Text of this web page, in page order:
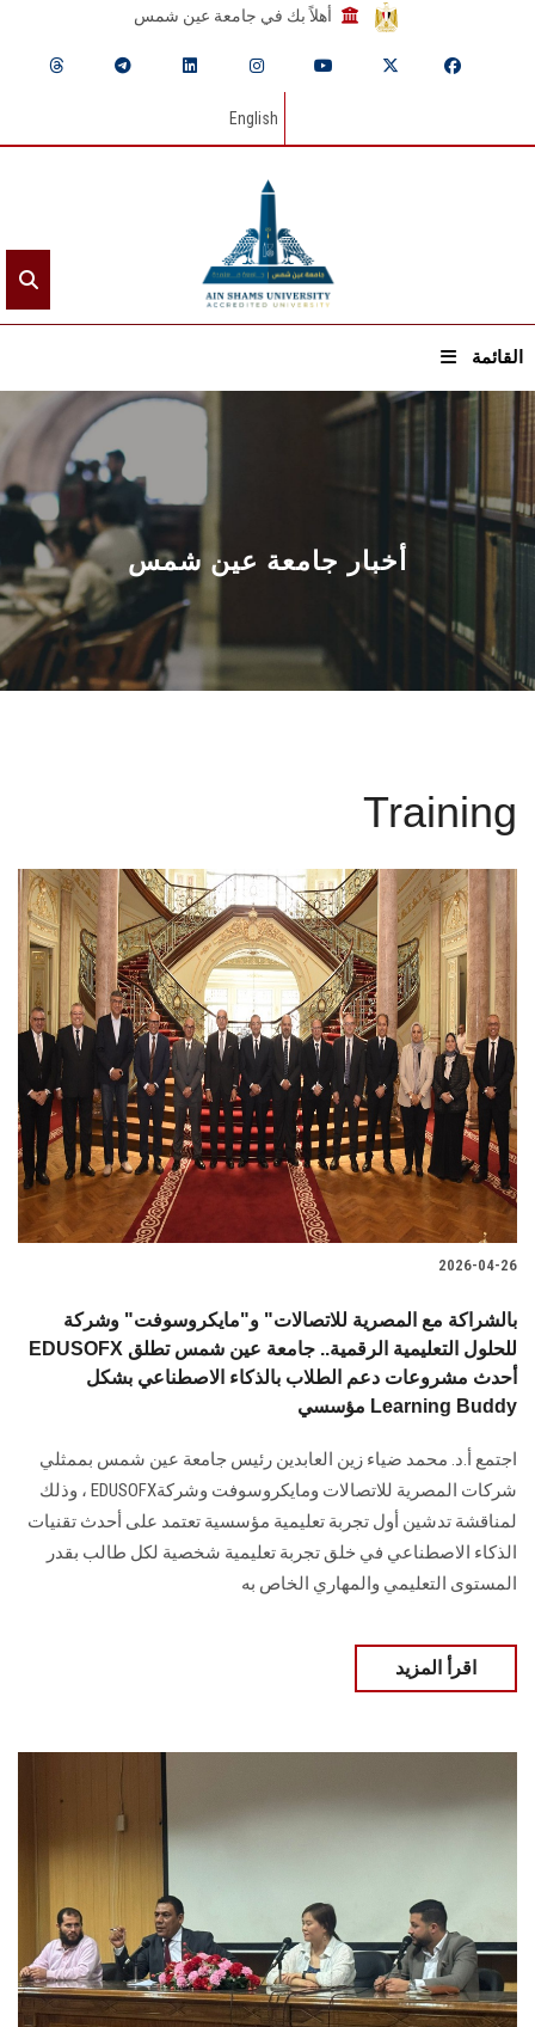
أهلاً بك في جامعة عين شمس
English
القائمة
الرئيسيـة
عن الجامعة
القطاعـات
الشئون الأكاديمية
البحث العلمي
الأنظمة الذكية
الإعلام
تواصل معنا
الطلاب
هيئة التدريس
الدراسات العليا
الموظفون
سجل الان
أخبار جامعة عين شمس
Training
2026-04-26
بالشراكة مع المصرية للاتصالات" و"مايكروسوفت" وشركة
EDUSOFX للحلول التعليمية الرقمية.. جامعة عين شمس تطلق
أحدث مشروعات دعم الطلاب بالذكاء الاصطناعي بشكل
مؤسسي Learning Buddy
اجتمع أ.د. محمد ضياء زين العابدين رئيس جامعة عين شمس بممثلي
شركات المصرية للاتصالات ومايكروسوفت وشركةEDUSOFX ، وذلك
لمناقشة تدشين أول تجربة تعليمية مؤسسية تعتمد على أحدث تقنيات
الذكاء الاصطناعي في خلق تجربة تعليمية شخصية لكل طالب بقدر
المستوى التعليمي والمهاري الخاص به
اقرأ المزيد